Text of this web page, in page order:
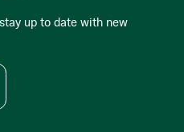
up to date with new